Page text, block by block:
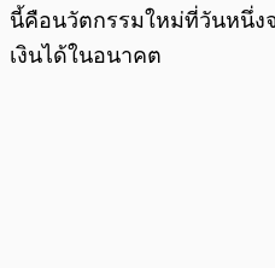
นี้คือนวัตกรรมใหม่ที่วันหนึ่ง
เงินได้ในอนาคต